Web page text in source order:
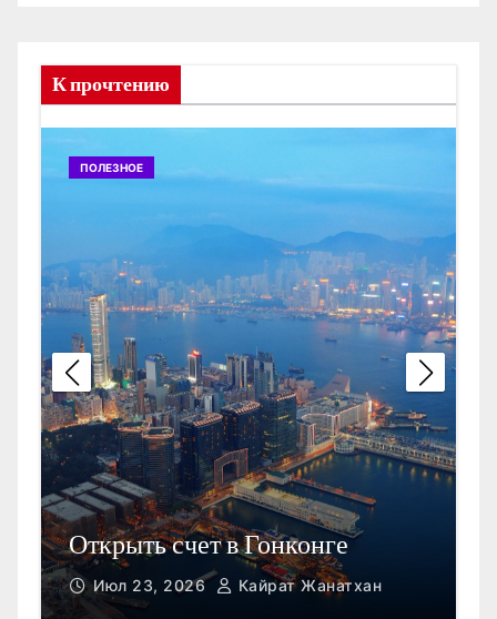
К прочтению
ПОЛЕЗНОЕ
Открыть счет в Гонконге
Июл 23, 2026 Кайрат Жанатхан